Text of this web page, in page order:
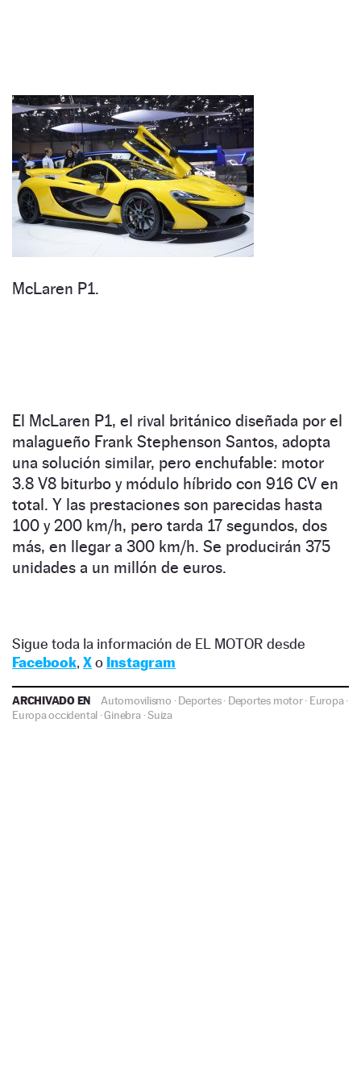
McLaren P1.
El McLaren P1, el rival británico diseñada por el
malagueño Frank Stephenson Santos, adopta
una solución similar, pero enchufable: motor
3.8 V8 biturbo y módulo híbrido con 916 CV en
total. Y las prestaciones son parecidas hasta
100 y 200 km/h, pero tarda 17 segundos, dos
más, en llegar a 300 km/h. Se producirán 375
unidades a un millón de euros.
Sigue toda la información de EL MOTOR desde
Facebook, Xo Instagram
ARCHIVADO EN Automovilismo ·Deportes· Deportes motor· Europa·
Europa occidental ·Ginebra·Suiza